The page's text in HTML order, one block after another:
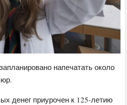
напечатать около
денег приурочен к 125-летию